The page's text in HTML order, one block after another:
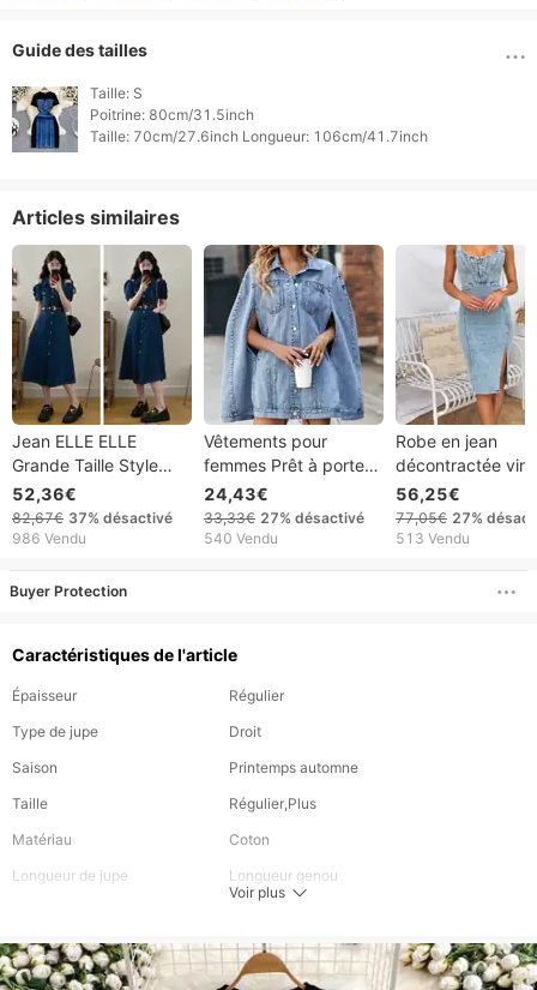
Guide des tailles
Taille: S
Poitrine: 80cm/31.5inch
Articles similaires
Jean ELLE ELLE
Grande Taille Style
Hong Kong, épaules
dénudées, coupe été,
effet amincissant, col
52,36€
82,67€ 37% désactivé
986 Vendu
Vêtements pour
femmes Prêt à porter
vêtements pour
femmes mode
irrégulière ample veste
24,43€
33,33€ 27% désactivé
540 Vendu
Robe en jean
décontractée
à col en U
56,25€
77,05€ 27%
513 Vendu
Buyer Protection
Caractéristiques de l'article
Épaisseur
Régulier
Type de jupe
Droit
Saison
Printemps automne
Taille
Régulier,Plus
Matériau
Coton
Longueur de jupe
Longueur genou
Couleur
Comme une image
Voir plus